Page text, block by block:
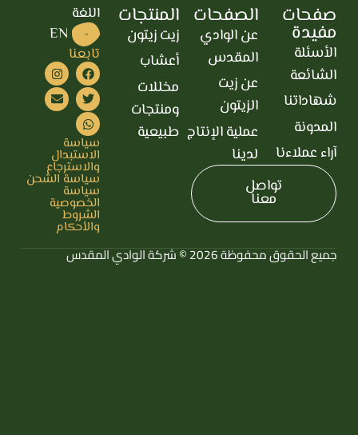
صفحات
مفيدة
الأسئلة
الشائعة
شهاداتنا
المدونة
آراء عملاءنا
تواصل
معنا
الصفحات
عن الوادي
المقدس
عن زيت
الزيتون
عملية الإنتاج
لدينا
المنتجات
زيت زيتون
أعشاب
مخللات
ومنتجات
طبيعية
اللغة
AR
EN
تابعنا
سياسة
الاستبدال
والاسترجاع
سياسة الشحن
سياسة
الخصوصية
الشروط
والأحكام
جميع الحقوق محفوظة 2026 © شركة الوادي المقدس